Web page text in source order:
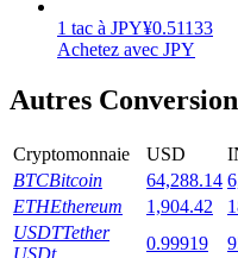
Staking flexible pour
1 tac à JPY¥0.51133
Achetez avec JPY
Autres
Cryptomonnaie USD
BTCBitcoin 64,288.14
ETHEthereum 1,904.42
USDTTether
USDt
0.99919